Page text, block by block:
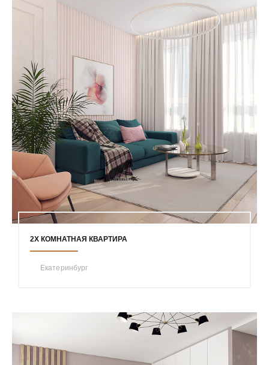
2Х КОМНАТНАЯ КВАРТИРА
Екатеринбург